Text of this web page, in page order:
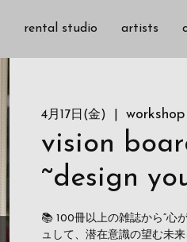
rental studio artists
4月17日(金)
vision
~design
📚 100冊以上の雑誌から“心
ュして、潜在意識の望む未